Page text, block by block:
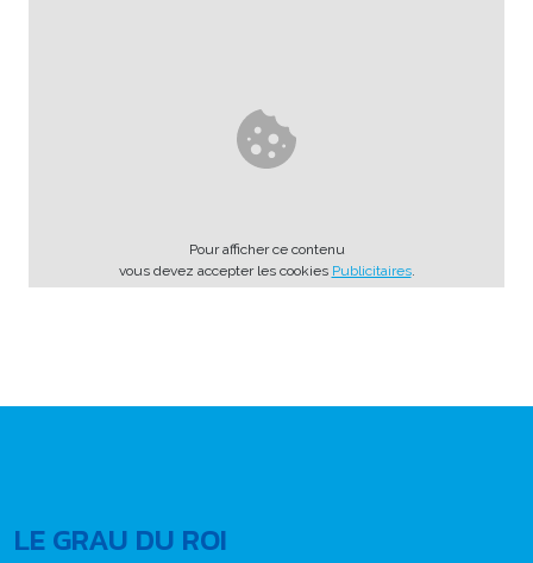
Pour afficher ce contenu
vous devez accepter les cookies Publicitaires.
LE GRAU DU ROI